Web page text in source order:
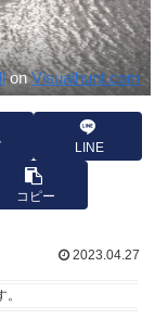
onVisualhunt.com
LINE
コピー
2023.04.27